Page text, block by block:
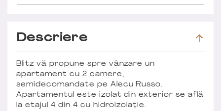
Descriere
Blitz vă propune spre vânzare un
apartament cu 2 camere,
semidecomandate pe Alecu Russo.
Apartamentul este izolat din exterior se află
la etajul 4 din 4 cu hidroizolație.